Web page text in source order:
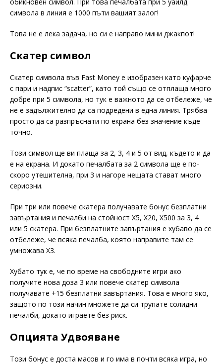
символа в линия е 1000 пъти вашият залог!
Това не е лека задача, но си е направо мини джакпот!
Скатер символ
Скатер символа във Fast Money е изобразен като куфарче
с пари и надпис “scatter”, като той също се отплаща много
добре при 5 символа, но тук е важното да се отбележе, че
не е задължително да са подредени в една линия. Трябва
просто да са разпръснати по екрана без значение къде
точно.
Този символ ще ви плаща за 2, 3, 4 и 5 от вид, където и да
е на екрана. И докато печалбата за 2 символа ще е по-
скоро утешителна, при 3 и нагоре нещата стават много
сериозни.
При три или повече скатера получавате бонус безплатни
завъртания и печалби на стойност X5, X20, X500 за 3, 4
или 5 скатера. При безплатните завъртания е хубаво да се
отбележе, че всяка печалба, която направите там се
умножава X3.
Хубато тук е, че по време на свободните игри ако
получите нова доза 3 или повече скатер символа
получавате +15 безплатни завъртания. Това е много яко,
защото по този начин множете да си трупате солидни
печалби, докато играете без риск.
Опцията Удвояване
Този бонус е доста масов и го има в почти всяка игра, но